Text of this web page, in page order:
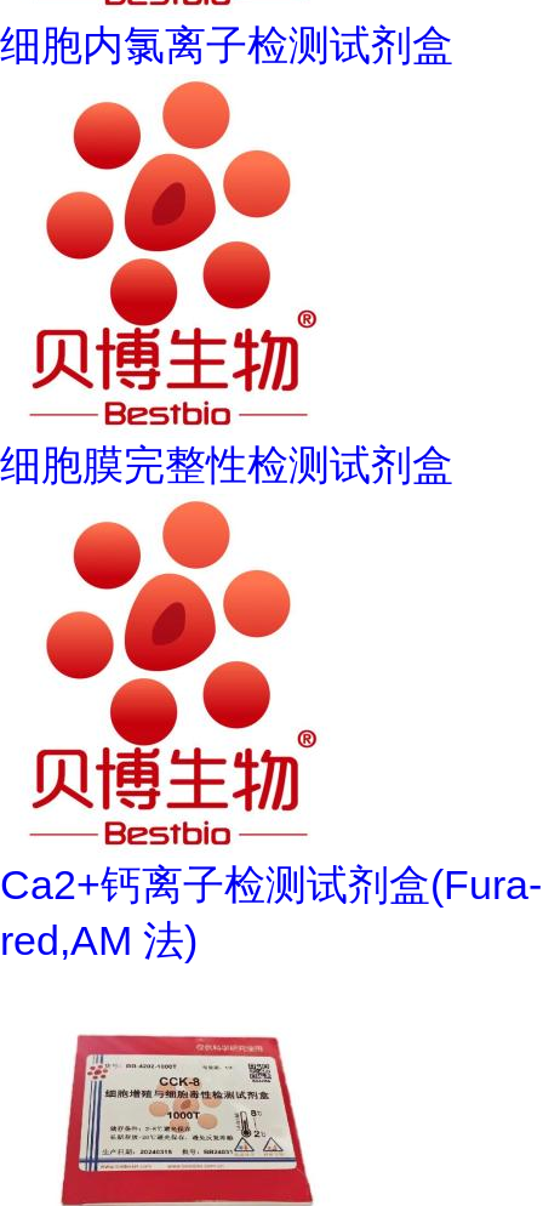
细胞内氯离子检测试剂盒
细胞膜完整性检测试剂盒
Ca2+钙离子检测试剂盒(Fura-
red,AM 法)